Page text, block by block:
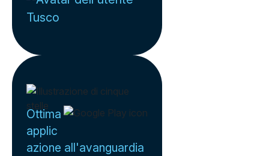
Tusco
Ottima
applic
azione all'avanguardia